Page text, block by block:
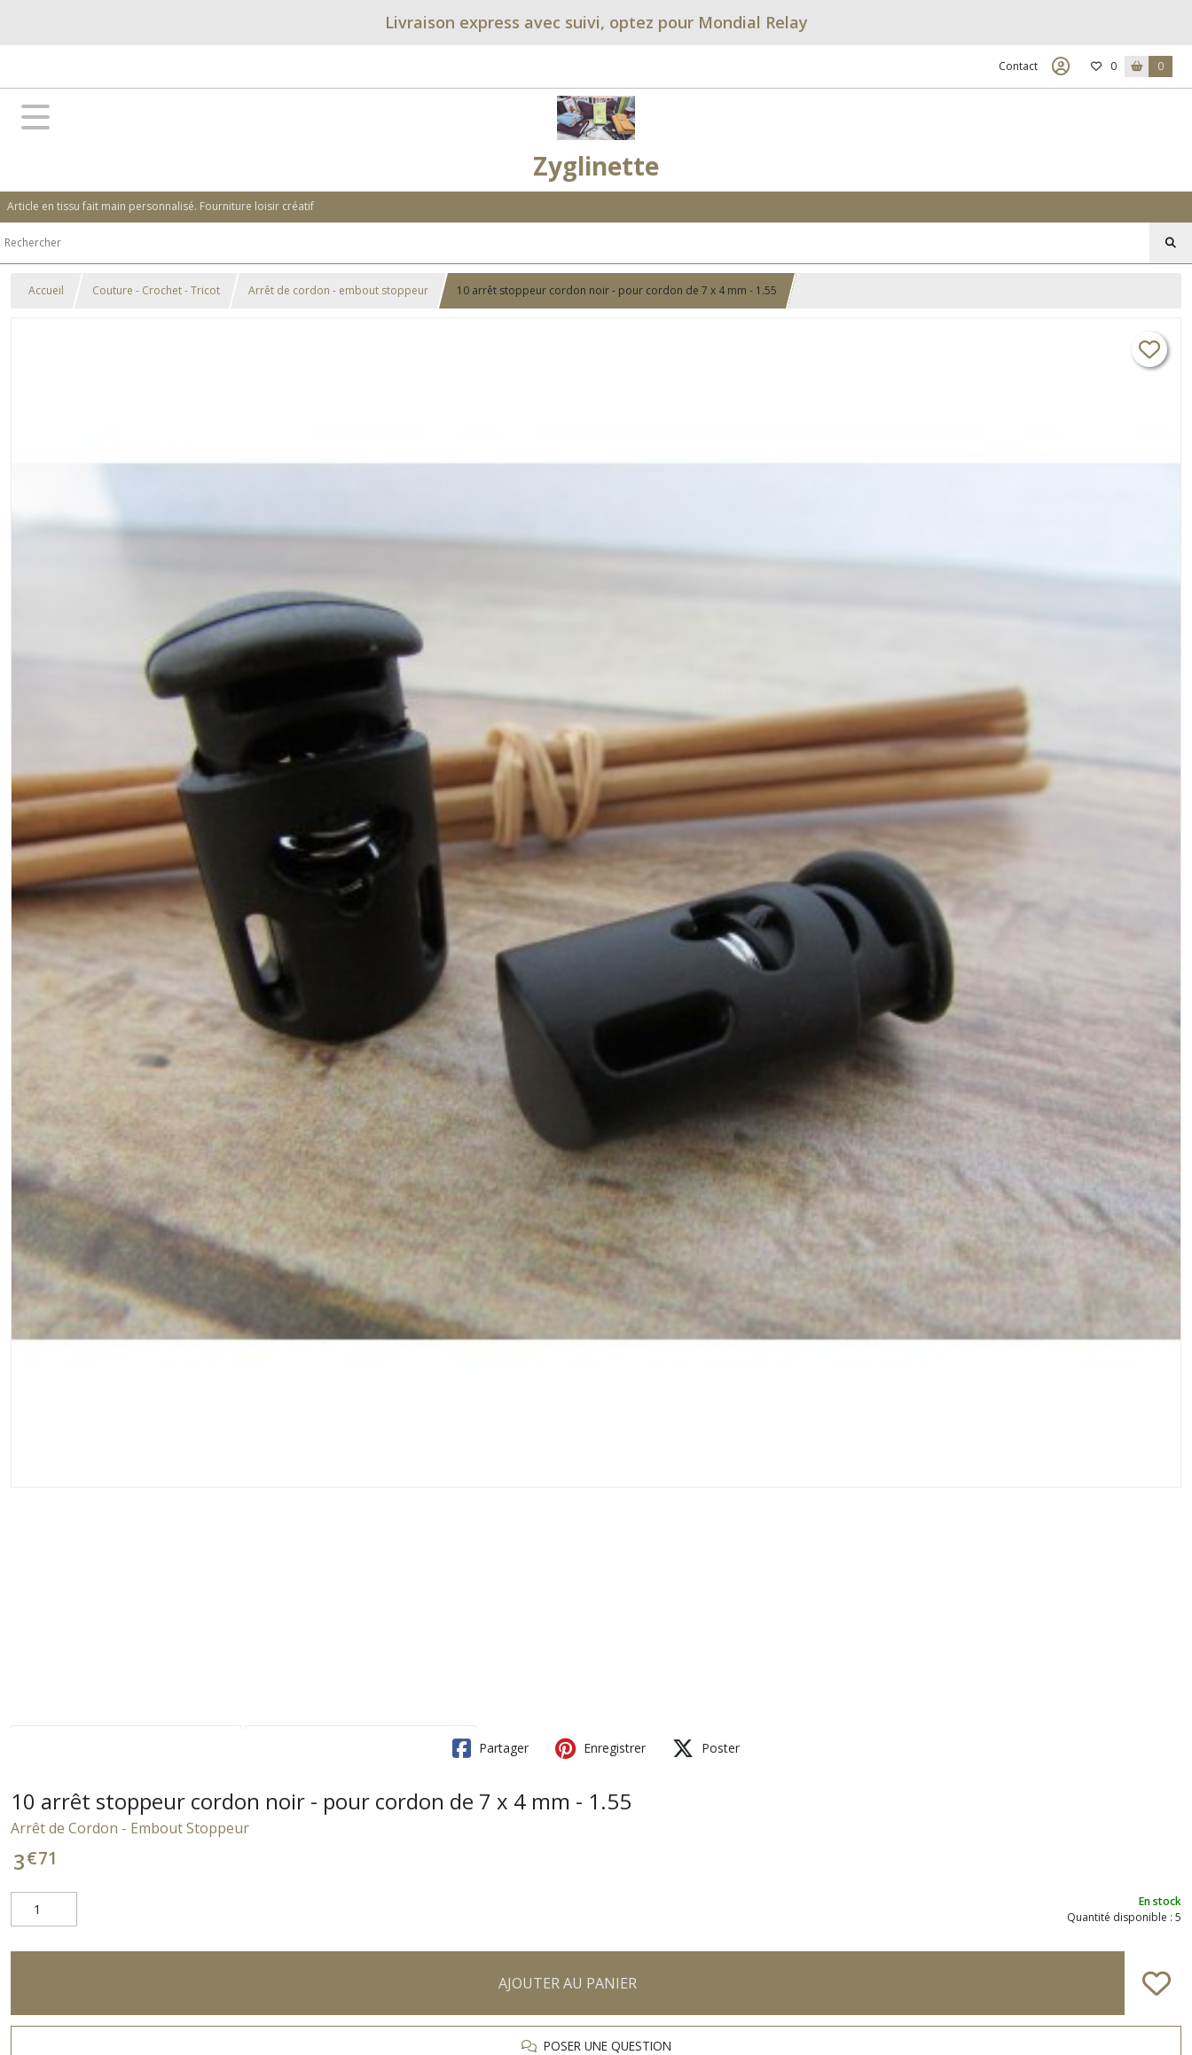
Livraison express avec suivi, optez pour Mondial Relay
Contact 0 0
Zyglinette
Article en tissu fait main personnalisé. Fourniture loisir créatif
Accueil Couture - Crochet - Tricot Arrêt de cordon - embout stoppeur 10 arrêt stoppeur cordon noir - pour cordon de 7 x 4 mm - 1.55
Partager Enregistrer Poster
10 arrêt stoppeur cordon noir - pour cordon de 7 x 4 mm - 1.55
Arrêt de Cordon - Embout Stoppeur
3€71
En stock
Quantité disponible : 5
AJOUTER AU PANIER
POSER UNE QUESTION